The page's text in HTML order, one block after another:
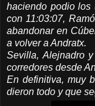
haciendo podio los
con 11:03:07,
abandonar en
a volver a Andratx.
Sevilla, Alejnadro
corredores desde
En definitiva, muy
dieron todo y que